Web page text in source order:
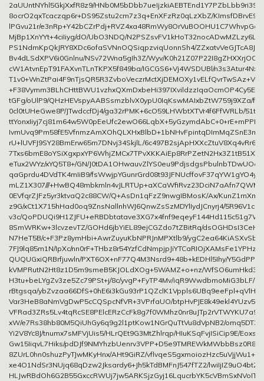
2aUUntNYhl5GkjXxfR8z9/
8ocrO2qxTcaczqp6r+DS95Zstu2cm7z3q+EnXFzRz0qLzXbZ/
lPGvu21r/
MjBp1XnYYt+4ciIiyg/dO/UbO3NDQ/
PS1NdmKpQkJRY8XDc6ofaSVNnOQSiqpzviqUonnSh4/
Bv4dLSdXPV6i0Gnlnu/NSv72Wna5gIh3Z/Wyv/
cW1AtvnEpT91FAXvnTLnTKPX5f849ba/IGCGS6+Vj4WSDUBl/
tGFg/oUlP9/QHzHEVspyAABSsmzblvX0ypU0IqKswMAIxbZtW759j9XZa/
0cl0tUHeGwe8P/JTwdccfDj4/ga32rPMK+6cO59LHWbtXTVr4f6FfWRLb/
rU+lUVFJ9SY28BmErw65m7DNvj34SkjlL/
eTux2WYz/xYQ5T8+/GN/
qaGprdu4DVdTK4mIiB9/
mLZ1X307///
0EVfqrZJFz5yr3ktvaQ2c88CW/Q+AsDn1qFzZ9nwgIBMosK/Ax/
z9G/xCt1X715hHad0oq9ZnsNallnhWJ6QnwZsSzMDYlIydJCnyrj4/
v3c/
8SmWRKw+3lcvzevTZ/GOHd6jbYiEL89ejCGZdo7tZBitRq/
N7HeT5B/c+F3Pz8ymHbi+AwrZuyuKbNPRJnMPXtlb9/
7FJ9lq85m1N/IpXc/
QUQUGxiQRBrfjuwln/PXT6OX+nF77Q4M3Nsrd9+48b+kEDHl5Ihy/
kVMPRutN2Ht8z1D5m9smeB5KJOLdXOg+5WAMZ+o+nz/
H3tu+beLYgZv3ze5Zc79PSt+j/8c/yvgP+FyTP4Mv/iqR9WwdbmoMiG3bLF/
rBtgsqa/
Var3HeB8aNmVgDwP5cCQSpcNfVR+3VPrfaUO/
xW/e7Rs38hb80M5QiUhGy6q9g2l1ptKow1NGrQuTtVu8dVpNB2/
Yi2V8Yc8J/tnumx7sMFVjUis5/HLrQEt9G3MtZhlrqp/HIuKSqFvjISiCip9E/
Gw15IiqvL7Hiks/
8ZUrL0hn0shuzPyTJwMKyHnx/AHt9GiRZ/
xe4O1NdSr3NUjq68qDzw2Jksardy6+Jh5kTdBMFnJ547fTZ2/